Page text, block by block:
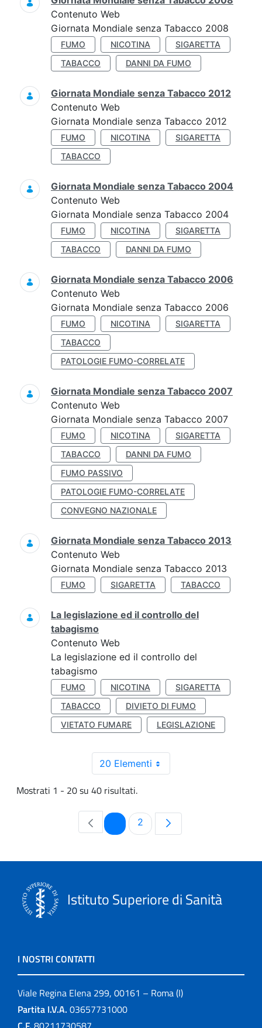
Contenuto Web
Giornata Mondiale senza Tabacco 2008
FUMO NICOTINA
SIGARETTA
TABACCO
DANNI DA FUMO
Giornata Mondiale senza Tabacco 2012
Contenuto Web
Giornata Mondiale senza Tabacco 2012
FUMO NICOTINA
SIGARETTA
TABACCO
Giornata Mondiale senza Tabacco 2004
Contenuto Web
Giornata Mondiale senza Tabacco 2004
FUMO NICOTINA
SIGARETTA
TABACCO
DANNI DA FUMO
Giornata Mondiale senza Tabacco 2006
Contenuto Web
Giornata Mondiale senza Tabacco 2006
FUMO NICOTINA
SIGARETTA
TABACCO
PATOLOGIE FUMO-CORRELATE
Giornata Mondiale senza Tabacco 2007
Contenuto Web
Giornata Mondiale senza Tabacco 2007
FUMO NICOTINA
SIGARETTA
TABACCO
DANNI DA FUMO
FUMO PASSIVO
PATOLOGIE FUMO-CORRELATE
CONVEGNO NAZIONALE
Giornata Mondiale senza Tabacco 2013
Contenuto Web
Giornata Mondiale senza Tabacco 2013
FUMO SIGARETTA TABACCO
La legislazione ed il controllo del
tabagismo
Contenuto Web
La legislazione ed il controllo del
tabagismo
FUMO NICOTINA
SIGARETTA
TABACCO
DIVIETO DI FUMO
VIETATO FUMARE
LEGISLAZIONE
20 Elementi
Mostrati 1 - 20 su 40 risultati.
PaginaPagina
2
Istituto Superiore di Sanità
I NOSTRI CONTATTI
Viale Regina Elena 299, 00161 – Roma (I)
Partita I.V.A. 03657731000